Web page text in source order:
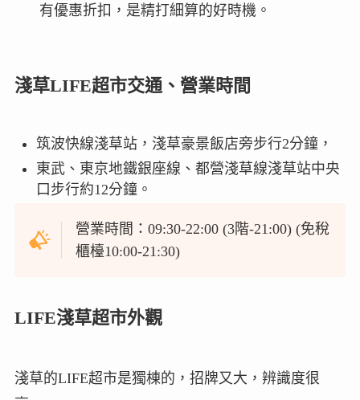
有優惠折扣，是精打細算的好時機。
淺草LIFE超市交通、營業時間
筑波快線淺草站，淺草豪景飯店旁步行2分鐘，
東武、東京地鐵銀座線、都營淺草線淺草站中央
口步行約12分鐘。
營業時間：09:30-22:00 (3階-21:00) (免稅
櫃檯10:00-21:30)
LIFE淺草超市外觀
淺草的LIFE超市是獨棟的，招牌又大，辨識度很